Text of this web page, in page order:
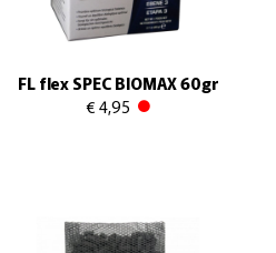
FL flex SPEC BIOMAX 60gr
€ 4,95